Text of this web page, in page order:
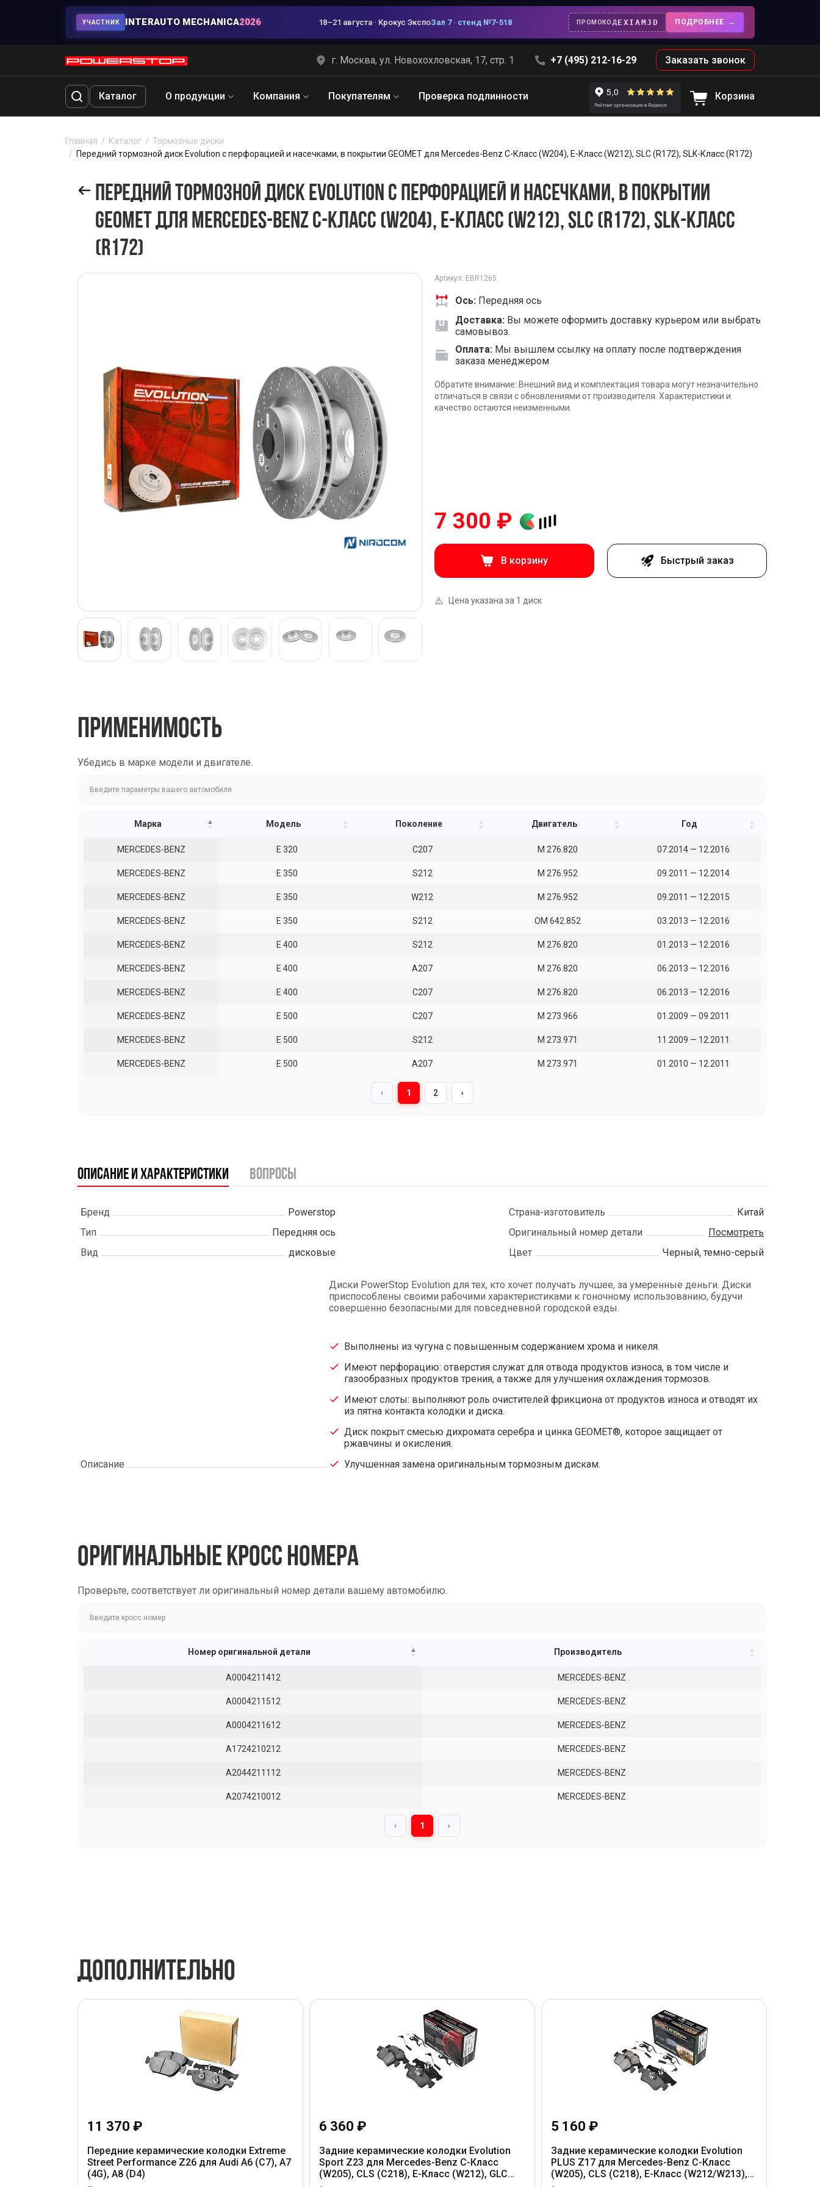
УЧАСТНИК INTERAUTO MECHANICA2026 18–21 августа · Крокус ЭкспоЗал 7 · стенд №7-518 ПРОМОКОДEXIAMJD ПОДРОБНЕЕ
г. Москва, ул. Новохохловская, 17, стр. 1 +7 (495) 212-16-29 Заказать звонок
Каталог О продукции Компания Покупателям Проверка подлинности Корзина
Главная Каталог
Тормозные диски
Передний тормозной диск Evolution с перфорацией и насечками, в покрытии GEOMET для Mercedes-Benz C-Класс (W204), E-Класс (W212), SLC (R172), SLK-Класс (R172)
ПЕРЕДНИЙ ТОРМОЗНОЙ ДИСК EVOLUTION С ПЕРФОРАЦИЕЙ И НАСЕЧКАМИ, В ПОКРЫТИИ
GEOMET ДЛЯ MERCEDES-BENZ C-КЛАСС (W204), E-КЛАСС (W212), SLC (R172), SLK-КЛАСС
(R172)
Артикул: EBR1265
Ось: Передняя ось
Доставка: Вы можете оформить доставку курьером или выбрать
самовывоз.
Оплата: Мы вышлем ссылку на оплату после подтверждения
заказа менеджером
Обратите внимание: Внешний вид и комплектация товара могут незначительно
отличаться в связи с обновлениями от производителя. Характеристики и
качество остаются неизменными.
7 300 ₽
В корзину Быстрый заказ
⚠️ Цена указана за 1 диск
ПРИМЕНИМОСТЬ
Убедись в марке модели и двигателе.
Марка Модель Поколение Двигатель Год
MERCEDES-BENZ E 320 C207 M 276.820 07.2014 — 12.2016
MERCEDES-BENZ E 350 S212 M 276.952 09.2011 — 12.2014
MERCEDES-BENZ E 350 W212 M 276.952 09.2011 — 12.2015
MERCEDES-BENZ E 350 S212 OM 642.852 03.2013 — 12.2016
MERCEDES-BENZ E 400 S212 M 276.820 01.2013 — 12.2016
MERCEDES-BENZ E 400 A207 M 276.820 06.2013 — 12.2016
MERCEDES-BENZ E 400 C207 M 276.820 06.2013 — 12.2016
MERCEDES-BENZ E 500 C207 M 273.966 01.2009 — 09.2011
MERCEDES-BENZ E 500 S212 M 273.971 11.2009 — 12.2011
MERCEDES-BENZ E 500 A207 M 273.971 01.2010 — 12.2011
‹ 1 2 ›
Описание и характеристики вопросы
Бренд
Powerstop
Тип
Передняя ось
Вид
дисковые
Страна-изготовитель
Китай
Оригинальный номер детали
Посмотреть
Цвет
Черный, темно-серый
Описание
Диски PowerStop Evolution для тех, кто хочет получать лучшее, за умеренные деньги. Диски
приспособлены своими рабочими характеристиками к гоночному использованию, будучи
совершенно безопасными для повседневной городской езды.
Выполнены из чугуна с повышенным содержанием хрома и никеля.
Имеют перфорацию: отверстия служат для отвода продуктов износа, в том числе и
газообразных продуктов трения, а также для улучшения охлаждения тормозов.
Имеют слоты: выполняют роль очистителей фрикциона от продуктов износа и отводят их
из пятна контакта колодки и диска.
Диск покрыт смесью дихромата серебра и цинка GEOMET®, которое защищает от
ржавчины и окисления.
Улучшенная замена оригинальным тормозным дискам.
ОРИГИНАЛЬНЫЕ КРОСС НОМЕРА
Проверьте, соответствует ли оригинальный номер детали вашему автомобилю.
Номер оригинальной детали Производитель
A0004211412 MERCEDES-BENZ
A0004211512 MERCEDES-BENZ
A0004211612 MERCEDES-BENZ
A1724210212 MERCEDES-BENZ
A2044211112 MERCEDES-BENZ
A2074210012 MERCEDES-BENZ
‹ 1 ›
ДОПОЛНИТЕЛЬНО
11 370 ₽
Передние керамические колодки Extreme
Street Performance Z26 для Audi A6 (C7), A7
(4G), A8 (D4)
6 360 ₽
Задние керамические колодки Evolution
Sport Z23 для Mercedes-Benz C-Класс
(W205), CLS (C218), E-Класс (W212), GLC
5 160 ₽
Задние керамические колодки Evolution
PLUS Z17 для Mercedes-Benz C-Класс
(W205), CLS (C218), E-Класс (W212/W213),